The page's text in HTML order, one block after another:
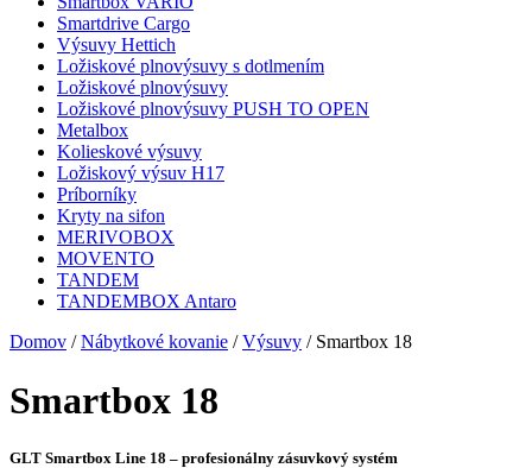
Smartdrive Cargo
Výsuvy Hettich
Ložiskové plnovýsuvy s dotlmením
Ložiskové plnovýsuvy
Ložiskové plnovýsuvy PUSH TO OPEN
Metalbox
Kolieskové výsuvy
Ložiskový výsuv H17
Príborníky
Kryty na sifon
MERIVOBOX
MOVENTO
TANDEM
TANDEMBOX Antaro
Domov /Nábytkové kovanie /Výsuvy / Smartbox 18
Smartbox 18
GLT Smartbox Line 18 – profesionálny zásuvkový systém